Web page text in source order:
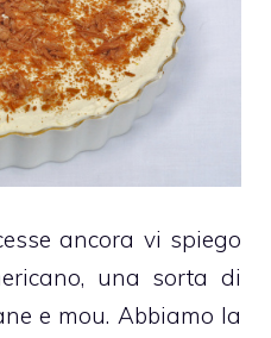
ancora vi spiego
una sorta di
e mou. Abbiamo la